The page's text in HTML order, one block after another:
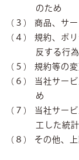
のため
（３） 商品、サ
（４） 規約、ポ
反する行
（５） 規約等の
（６） 当社サー
め
（７） 当社サー
工した統
（８） その他、